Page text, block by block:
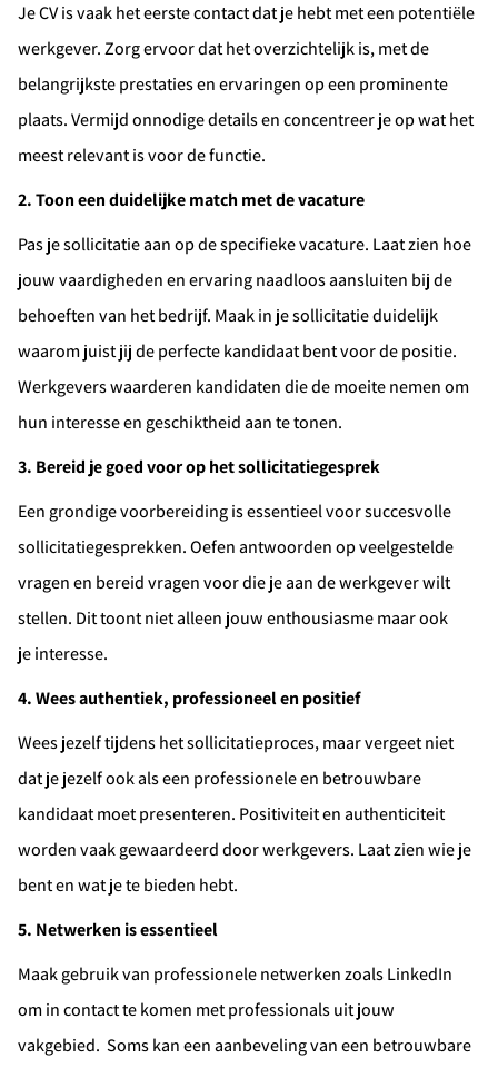
Je CV is vaak het eerste contact dat je hebt met een potentiële
werkgever. Zorg ervoor dat het overzichtelijk is, met de
belangrijkste prestaties en ervaringen op een prominente
plaats. Vermijd onnodige details en concentreer je op wat het
meest relevant is voor de functie.
2. Toon een duidelijke match met de vacature
Pas je sollicitatie aan op de specifieke vacature. Laat zien hoe
jouw vaardigheden en ervaring naadloos aansluiten bij de
behoeften van het bedrijf. Maak in je sollicitatie duidelijk
waarom juist jij de perfecte kandidaat bent voor de positie.
Werkgevers waarderen kandidaten die de moeite nemen om
hun interesse en geschiktheid aan te tonen.
3. Bereid je goed voor op het sollicitatiegesprek
Een grondige voorbereiding is essentieel voor succesvolle
sollicitatiegesprekken. Oefen antwoorden op veelgestelde
vragen en bereid vragen voor die je aan de werkgever wilt
stellen. Dit toont niet alleen jouw enthousiasme maar ook
je interesse.
4. Wees authentiek, professioneel en positief
Wees jezelf tijdens het sollicitatieproces, maar vergeet niet
dat je jezelf ook als een professionele en betrouwbare
kandidaat moet presenteren. Positiviteit en authenticiteit
worden vaak gewaardeerd door werkgevers. Laat zien wie je
bent en wat je te bieden hebt.
5. Netwerken is essentieel
Maak gebruik van professionele netwerken zoals LinkedIn
om in contact te komen met professionals uit jouw
vakgebied. Soms kan een aanbeveling van een betrouwbare